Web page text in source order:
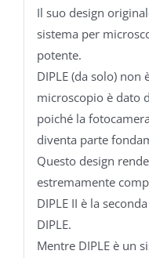
Il suo design
sistema per
potente.
DIPLE (da solo)
microscopio è dato
poiché la
diventa parte
Questo design
estremamente
DIPLE II è la
DIPLE.
Mentre DIPLE è un